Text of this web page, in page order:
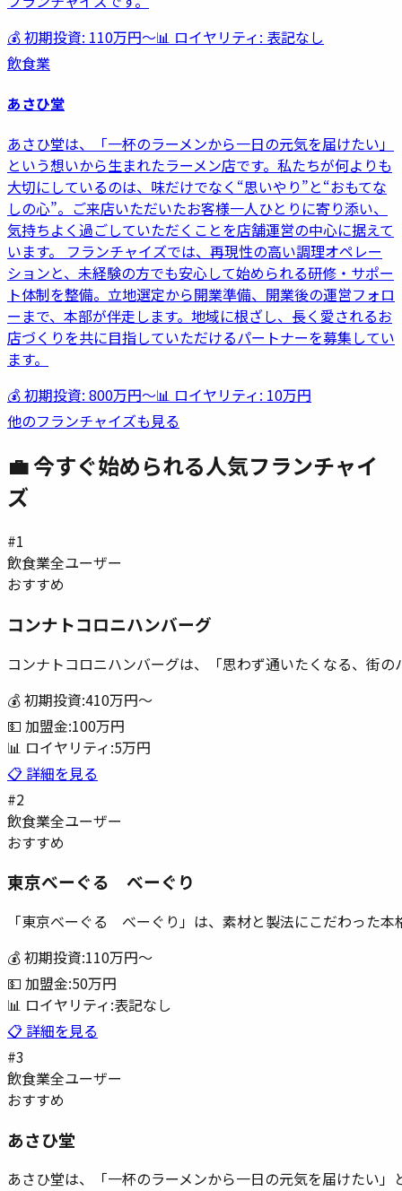
💰 初期投資: 110万円〜📊 ロイヤリティ: 表記なし
飲食業
あさひ堂
あさひ堂は、「一杯のラーメンから一日の元気を届けたい」
という想いから生まれたラーメン店です。私たちが何よりも
大切にしているのは、味だけでなく“思いやり”と“おもてな
しの心”。ご来店いただいたお客様一人ひとりに寄り添い、
気持ちよく過ごしていただくことを店舗運営の中心に据えて
います。 フランチャイズでは、再現性の高い調理オペレー
ションと、未経験の方でも安心して始められる研修・サポー
ト体制を整備。立地選定から開業準備、開業後の運営フォロ
ーまで、本部が伴走します。地域に根ざし、長く愛されるお
店づくりを共に目指していただけるパートナーを募集してい
ます。
💰 初期投資: 800万円〜📊 ロイヤリティ: 10万円
他のフランチャイズも見る
💼 今すぐ始められる人気フランチャイ
ズ
#1
飲食業全ユーザー
おすすめ
コンナトコロニハンバーグ
コンナトコロニハンバーグは、「思わず通いたくなる、街
💰 初期投資:410万円〜
💵 加盟金:100万円
📊 ロイヤリティ:5万円
📋 詳細を見る
#2
飲食業全ユーザー
おすすめ
東京べーぐる べーぐり
「東京べーぐる べーぐり」は、素材と製法にこだわった
💰 初期投資:110万円〜
💵 加盟金:50万円
📊 ロイヤリティ:表記なし
📋 詳細を見る
#3
飲食業全ユーザー
おすすめ
あさひ堂
あさひ堂は、「一杯のラーメンから一日の元気を届けたい